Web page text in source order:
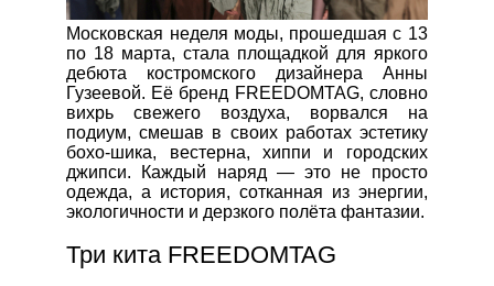
Московская неделя моды, прошедшая с 13
по 18 марта, стала площадкой для яркого
дебюта костромского дизайнера Анны
Гузеевой. Её бренд FREEDOMTAG, словно
вихрь свежего воздуха, ворвался на
подиум, смешав в своих работах эстетику
бохо-шика, вестерна, хиппи и городских
джипси. Каждый наряд — это не просто
одежда, а история, сотканная из энергии,
экологичности и дерзкого полёта фантазии.
Три кита FREEDOMTAG